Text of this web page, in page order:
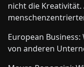
nicht die
European
von anderen